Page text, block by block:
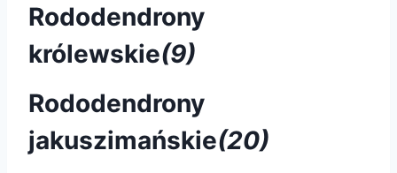
Rododendrony
królewskie(9)
Rododendrony
jakuszimańskie(20)